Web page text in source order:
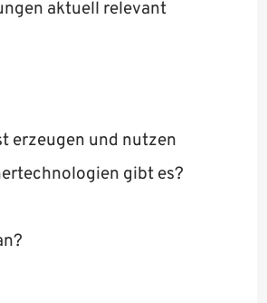
aktuell relevant
erzeugen und nutzen
gibt es?